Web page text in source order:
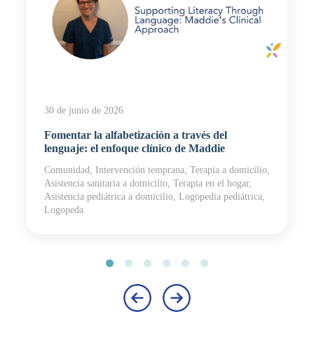
30 de junio de 2026
Fomentar la alfabetización a través del
lenguaje: el enfoque clínico de Maddie
Comunidad, Intervención temprana, Terapia a domicilio,
Asistencia sanitaria a domicilio, Terapia en el hogar,
Asistencia pediátrica a domicilio, Logopedia pediátrica,
Logopeda